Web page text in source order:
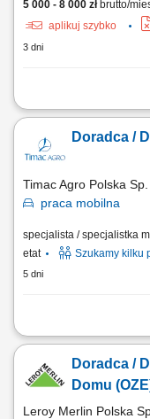
5 000 - 8 000 złbrutto/
aplikuj szybko
3 dni
Poszukujemy
powierzonym terenie.
współpracy z obecnymi
Doradca /
Timac Agro Polska Sp.
praca mobilna
specjalista / specjalistka
etat
Szukamy kilku
5 dni
Teren pracy: 2-3 powiaty
najlepszych rozwiązań;
Realizacja planów
Doradca /
Domu
Leroy Merlin Polska